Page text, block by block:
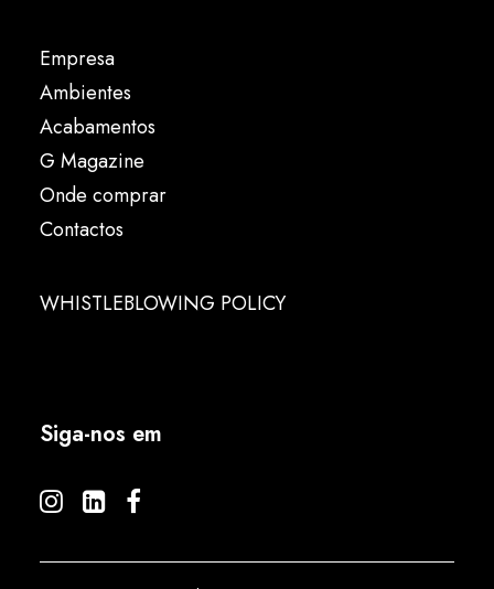
Empresa
Ambientes
Acabamentos
G Magazine
Onde comprar
Contactos
WHISTLEBLOWING POLICY
Siga-nos em